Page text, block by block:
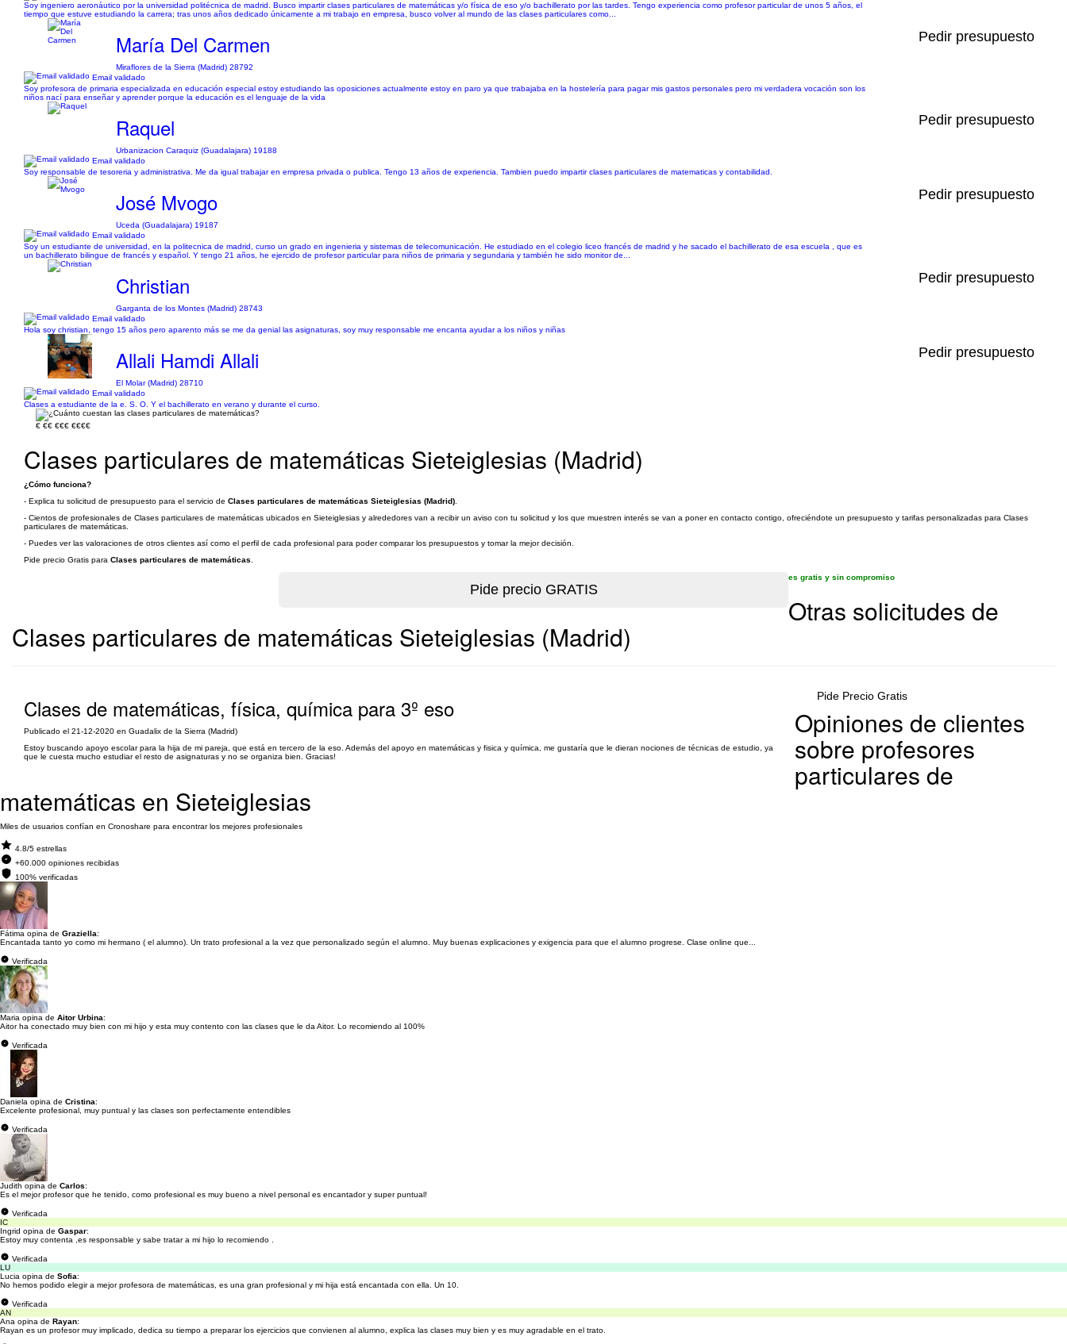
Soy ingeniero aeronáutico por la universidad politécnica de madrid. Busco impartir clases particulares de matemáticas y/o física de eso y/o bachillerato por las tardes. Tengo experiencia como profesor particular de unos 5 años, el
tiempo que estuve estudiando la carrera; tras unos años dedicado únicamente a mi trabajo en empresa, busco volver al mundo de las clases particulares como...
María Del Carmen
Miraflores de la Sierra (Madrid) 28792
Email validado
Soy profesora de primaria especializada en educación especial estoy estudiando las oposiciones actualmente estoy en paro ya que trabajaba en la hostelería para pagar mis gastos personales pero mi verdadera vocación son los
niños nací para enseñar y aprender porque la educación es el lenguaje de la vida
Pedir presupuesto
Raquel
Urbanizacion Caraquiz (Guadalajara) 19188
Email validado
Soy responsable de tesoreria y administrativa. Me da igual trabajar en empresa privada o publica. Tengo 13 años de experiencia. Tambien puedo impartir clases particulares de matematicas y contabilidad.
Pedir presupuesto
José Mvogo
Uceda (Guadalajara) 19187
Email validado
Soy un estudiante de universidad, en la politecnica de madrid, curso un grado en ingenieria y sistemas de telecomunicación. He estudiado en el colegio liceo francés de madrid y he sacado el bachillerato de esa escuela , que es
un bachillerato bilingue de francés y español. Y tengo 21 años, he ejercido de profesor particular para niños de primaria y segundaria y también he sido monitor de...
Pedir presupuesto
Christian
Garganta de los Montes (Madrid) 28743
Email validado
Hola soy christian, tengo 15 años pero aparento más se me da genial las asignaturas, soy muy responsable me encanta ayudar a los niños y niñas
Pedir presupuesto
Allali Hamdi Allali
El Molar (Madrid) 28710
Email validado
Clases a estudiante de la e. S. O. Y el bachillerato en verano y durante el curso.
Pedir presupuesto
€ €€ €€€ €€€€
Clases particulares de matemáticas Sieteiglesias (Madrid)
¿Cómo funciona?
- Explica tu solicitud de presupuesto para el servicio de Clases particulares de matemáticas Sieteiglesias (Madrid)
- Cientos de profesionales de Clases particulares de matemáticas ubicados en Sieteiglesias y alrededores van a recibir un aviso con tu solicitud y los que muestren interés se van a poner en contacto contigo, ofreciéndote un presupuesto y tarifas personalizadas para Clases
particulares de matemáticas.
- Puedes ver las valoraciones de otros clientes así como el perfil de cada profesional para poder comparar los presupuestos y tomar la mejor decisión.
Pide precio Gratis para Clases particulares de matemáticas
es gratis y sin compromiso
Otras solicitudes de
Clases particulares de matemáticas Sieteiglesias (Madrid)
Clases de matemáticas, física, química para 3º eso
Publicado el 21-12-2020 en Guadalix de la Sierra (Madrid)
Estoy buscando apoyo escolar para la hija de mi pareja, que está en tercero de la eso. Además del apoyo en matemáticas y fisica y química, me gustaría que le dieran nociones de técnicas de estudio, ya
que le cuesta mucho estudiar el resto de asignaturas y no se organiza bien. Gracias!
Pide Precio Gratis
Opiniones de clientes
sobre profesores
particulares de
matemáticas en Sieteiglesias
Miles de usuarios confían en Cronoshare para encontrar los mejores profesionales
4.8/5 estrellas
+60.000 opiniones recibidas
100% verificadas
Fátima opina de Graziella:
Encantada tanto yo como mi hermano ( el alumno). Un trato profesional a la vez que personalizado según el alumno. Muy buenas explicaciones y exigencia para que el alumno progrese. Clase online que...
Verificada
Maria opina de Aitor Urbina:
Aitor ha conectado muy bien con mi hijo y esta muy contento con las clases que le da Aitor. Lo recomiendo al 100%
Verificada
Daniela opina de Cristina:
Excelente profesional, muy puntual y las clases son perfectamente entendibles
Verificada
Judith opina de Carlos:
Es el mejor profesor que he tenido, como profesional es muy bueno a nivel personal es encantador y super puntual!
Verificada
IC
Ingrid opina de Gaspar:
Estoy muy contenta ,es responsable y sabe tratar a mi hijo lo recomiendo .
Verificada
LU
Lucia opina de Sofia:
No hemos podido elegir a mejor profesora de matemáticas, es una gran profesional y mi hija está encantada con ella. Un 10.
Verificada
AN
Ana opina de Rayan:
Rayan es un profesor muy implicado, dedica su tiempo a preparar los ejercicios que convienen al alumno, explica las clases muy bien y es muy agradable en el trato.